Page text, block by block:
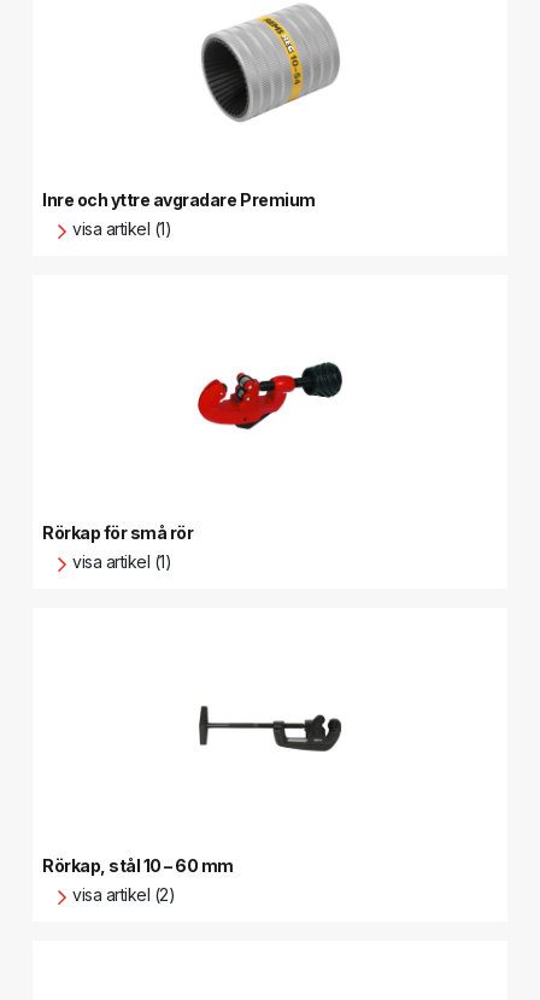
Inre och yttre avgradare Premium
visa artikel (1)
Rörkap för små rör
visa artikel (1)
Rörkap, stål 10 – 60 mm
visa artikel (2)